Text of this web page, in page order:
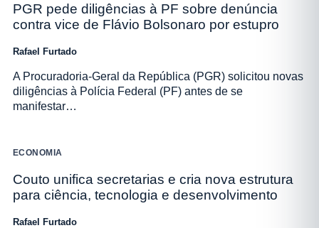
PGR pede diligências à PF sobre denúncia
contra vice de Flávio Bolsonaro por estupro
Rafael Furtado
A Procuradoria-Geral da República (PGR) solicitou novas
diligências à Polícia Federal (PF) antes de se
manifestar…
ECONOMIA
Couto unifica secretarias e cria nova estrutura
para ciência, tecnologia e desenvolvimento
Rafael Furtado